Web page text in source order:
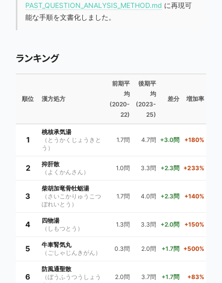
PAST_QUESTION_ANALYSIS_METHOD.md に再現可
能な手順を文書化しました。
ランキング
順位 漢方処方
前期平
均
(2020-
22)
後期平
均
(2023-
25)
差分 増加率
1
桃核承気湯
（とうかくじょうきと
う）
1.7問 4.7問 +3.0問 +180%
2
抑肝散
（よくかんさん）
1.0問 3.3問 +2.3問 +233%
3
柴胡加竜骨牡蛎湯
（さいこかりゅうこつ
ぼれいとう）
1.7問 4.0問 +2.3問 +140%
4
四物湯
（しもつとう）
1.3問 3.3問 +2.0問 +150%
5
牛車腎気丸
（ごしゃじんきがん）
0.3問 2.0問 +1.7問 +500%
6
防風通聖散
（ぼうふうつうしょう
2.0問 3.7問 +1.7問 +83%